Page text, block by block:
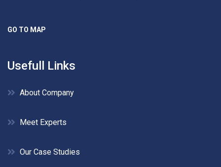
GO TO MAP
Usefull Links
About Company
Meet Experts
Our Case Studies